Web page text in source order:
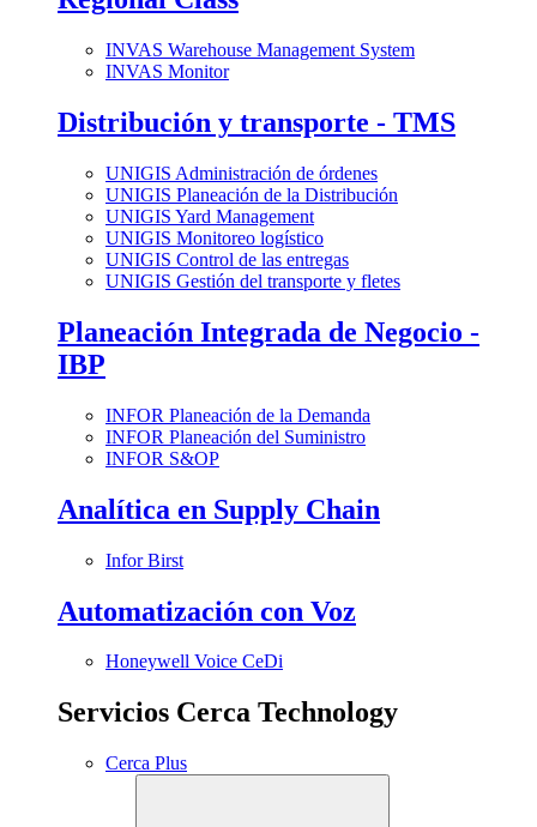
INVAS Warehouse Management System
INVAS Monitor
Distribución y transporte - TMS
UNIGIS Administración de órdenes
UNIGIS Planeación de la Distribución
UNIGIS Yard Management
UNIGIS Monitoreo logístico
UNIGIS Control de las entregas
UNIGIS Gestión del transporte y fletes
Planeación Integrada de Negocio -
IBP
INFOR Planeación de la Demanda
INFOR Planeación del Suministro
INFOR S&OP
Analítica en Supply Chain
Infor Birst
Automatización con Voz
Honeywell Voice CeDi
Servicios Cerca Technology
Cerca Plus